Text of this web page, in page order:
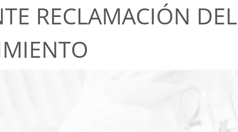
RECLAMACIÓN DEL